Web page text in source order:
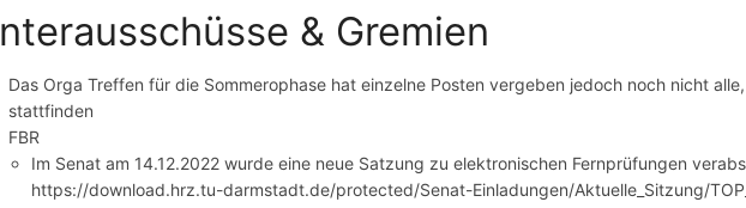
& Gremien
Das Orga Treffen für die Sommerophase hat einzelne Posten vergeben jedoch noch nicht
stattfinden
FBR
Im Senat am 14.12.2022 wurde eine neue Satzung zu elektronischen Fernprüfungen
https://download.hrz.tu-darmstadt.de/protected/Senat-Einladungen/Aktuelle_Sitzung/